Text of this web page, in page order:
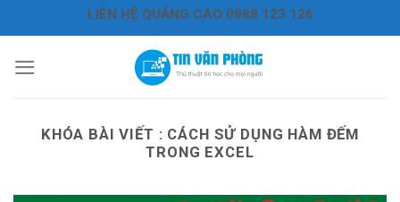
qua
nội
LIÊN HỆ QUẢNG CÁO 0988 123 126
KHÓA BÀI VIẾT : CÁCH SỬ DỤNG HÀM ĐẾM
TRONG EXCEL